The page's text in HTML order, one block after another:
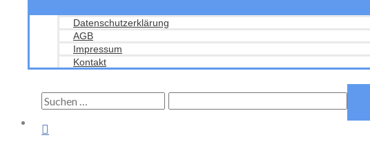
Datenschutzerklärung
AGB
Impressum
Kontakt
Suchen
nach: